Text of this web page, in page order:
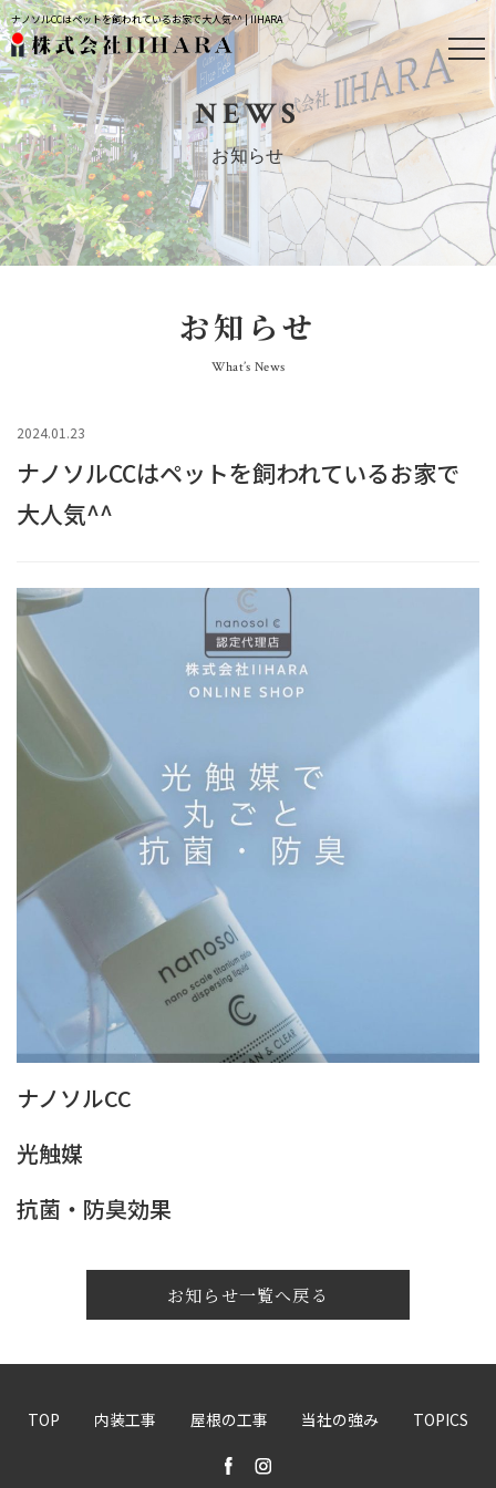
ナノソルCCはペットを飼われているお家で大人気^^ | IIHARA
NEWS
お知らせ
お知らせ
What’s News
2024.01.23
ナノソルCCはペットを飼われているお家で
大人気^^
ナノソルCC
光触媒
抗菌・防臭効果
お知らせ一覧へ戻る
TOP 内装工事 屋根の工事 当社の強み TOPICS